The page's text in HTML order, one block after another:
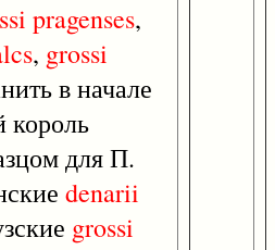
pragenses,
, grossi
в начале
король
для П.
denarii
grossi